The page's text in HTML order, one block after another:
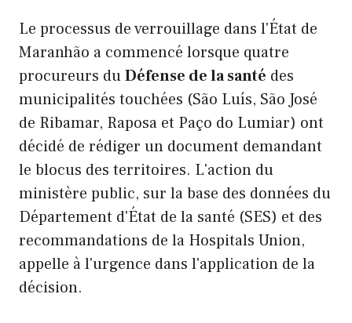
Le processus de verrouillage dans l'État de
Maranhão a commencé lorsque quatre
procureurs duDéfense de la santé des
municipalités touchées (São Luís, São José
de Ribamar, Raposa et Paço do Lumiar) ont
décidé de rédiger un document demandant
le blocus des territoires. L'action du
ministère public, sur la base des données du
Département d'État de la santé (SES) et des
recommandations de la Hospitals Union,
appelle à l'urgence dans l'application de la
décision.